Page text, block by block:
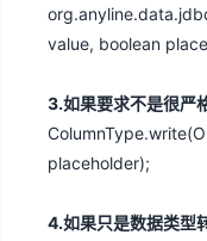
value, boolean
3.如果要求不是很严
placeholder);
4.如果只是数据类型